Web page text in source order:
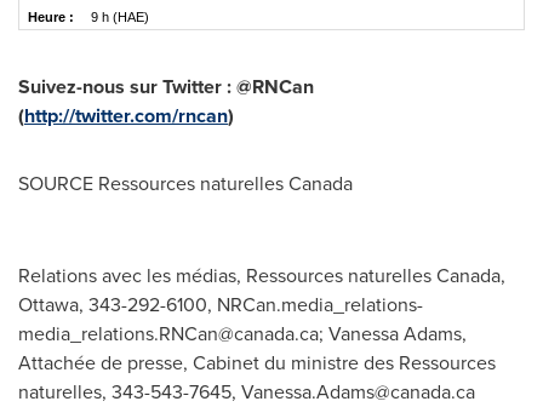
Heure : 9 h (HAE)
Suivez-nous sur Twitter : @RNCan
(http://twitter.com/rncan)
SOURCE Ressources naturellesCanada
Relations avec les médias, Ressources naturelles Canada,
Ottawa, 343-292-6100, NRCan.media_relations-
media_relations.RNCan@canada.ca; Vanessa Adams,
Attachée de presse, Cabinet du ministre des Ressources
naturelles, 343-543-7645, Vanessa.Adams@canada.ca